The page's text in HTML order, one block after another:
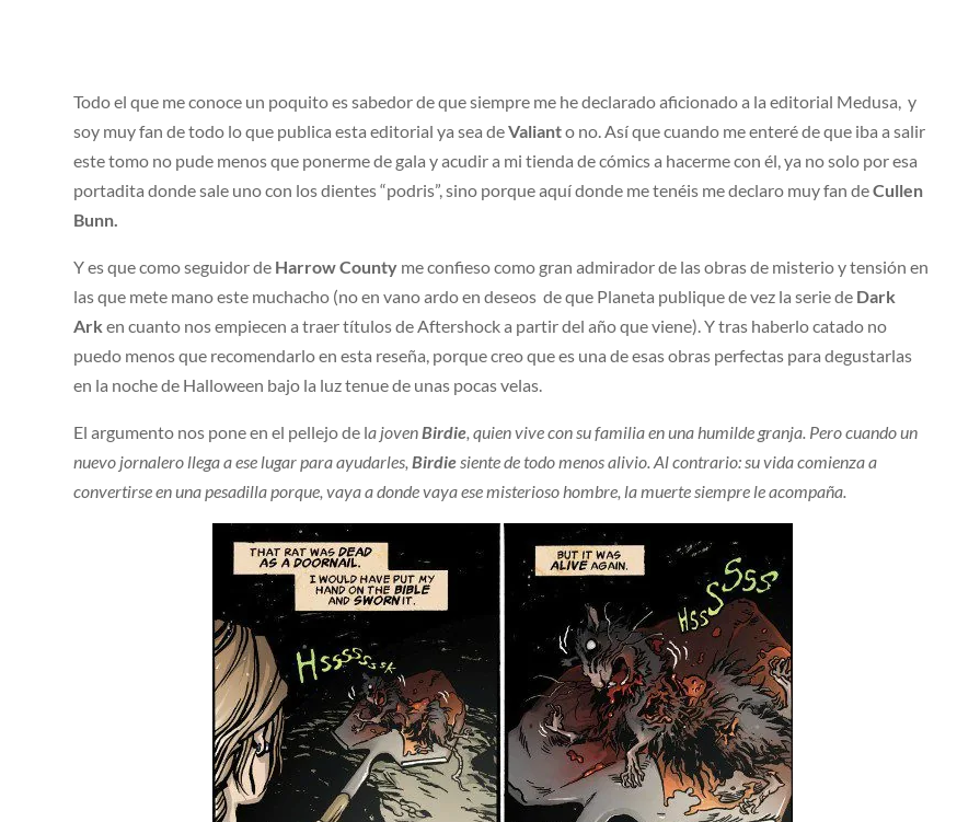
Todo el que me conoce un poquito es sabedor de que siempre me he declarado aficionado a la editorial Medusa, y
soy muy fan de todo lo que publica esta editorial ya sea deValianto no. Así que cuando me enteré de que iba a salir
este tomo no pude menos que ponerme de gala y acudir a mi tienda de cómics a hacerme con él, ya no solo por esa
portadita donde sale uno con los dientes “podris”, sino porque aquí donde me tenéis me declaro muy fan deCullen
Bunn.
Y es que como seguidor de Harrow County me confieso como gran admirador de las obras de misterio y tensión en
las que mete mano este muchacho (no en vano ardo en deseos de que Planeta publique de vez la serie de Dark
Arken cuanto nos empiecen a traer títulos de Aftershock a partir del año que viene). Y tras haberlo catado no
puedo menos que recomendarlo en esta reseña, porque creo que es una de esas obras perfectas para degustarlas
en la noche de Halloween bajo la luz tenue de unas pocas velas.
El argumento nos pone en el pellejo de la joven Birdie , quien vive con su familia en una humilde granja. Pero cuando un
nuevo jornalero llega a ese lugar para ayudarles, Birdie siente de todo menos alivio. Al contrario: su vida comienza a
convertirse en una pesadilla porque, vaya a donde vaya ese misterioso hombre, la muerte siempre le acompaña.